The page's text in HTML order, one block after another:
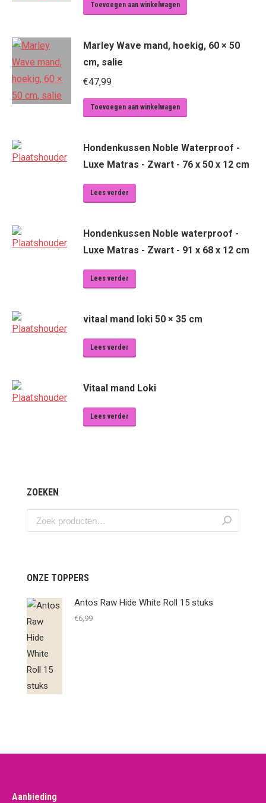
Toevoegen aan winkelwagen
Marley Wave mand, hoekig, 60 × 50
cm, salie
€47,99
Toevoegen aan winkelwagen
Hondenkussen Noble Waterproof -
Luxe Matras - Zwart - 76 x 50 x 12 cm
Lees verder
Hondenkussen Noble waterproof -
Luxe Matras - Zwart - 91 x 68 x 12 cm
Lees verder
vitaal mand loki 50 × 35 cm
Lees verder
Vitaal mand Loki
Lees verder
ZOEKEN
ONZE TOPPERS
Antos Raw Hide White Roll 15 stuks
€6,99
Aanbieding